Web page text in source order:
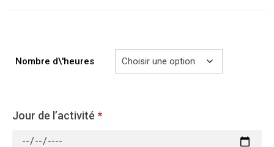
Nombre d\'heures
Jour de l’activité *